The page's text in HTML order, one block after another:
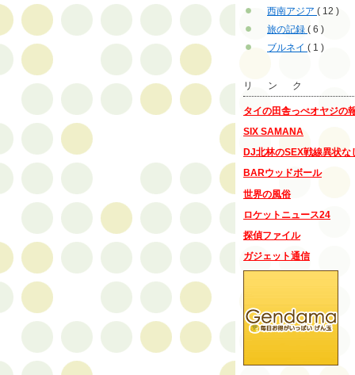
西南アジア ( 12 )
旅の記録 ( 6 )
ブルネイ ( 1 )
リ ン ク
タイの田舎っぺオヤジの
SIX SAMANA
DJ北林のSEX戦線異状な
BARウッドボール
世界の風俗
ロケットニュース24
探偵ファイル
ガジェット通信